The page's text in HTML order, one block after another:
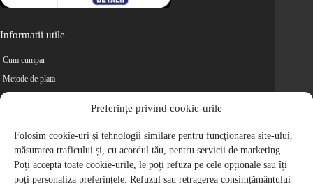
Preferințe privind cookie-urile
Folosim cookie-uri și tehnologii similare pentru funcționarea site-ului,
măsurarea traficului și, cu acordul tău, pentru servicii de marketing.
Poți accepta toate cookie-urile, le poți refuza pe cele opționale sau îți
poți personaliza preferințele. Refuzul sau retragerea consimțământului
Informatii utile
Cum cumpar
Metode de plata
Retur
Cariere
Politica de Confidentialitate